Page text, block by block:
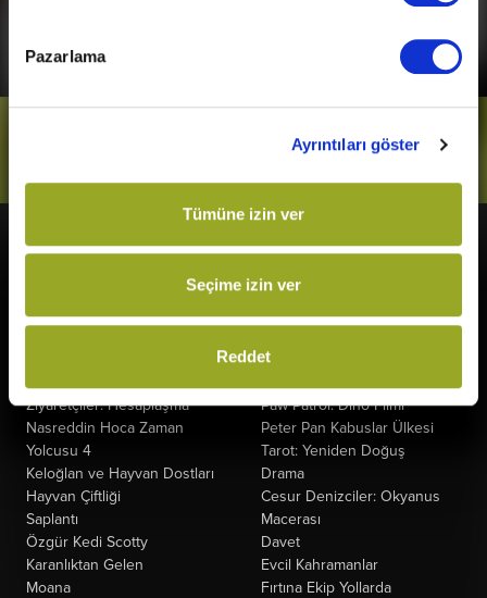
Pazarlama
Ayrıntıları göster
Tümüne izin ver
Seçime izin ver
Reddet
Örümcek-Adam: Yepyeni Bir
Gün
Ziyaretçiler: Hesaplaşma
Nasreddin Hoca Zaman
Yolcusu 4
Keloğlan ve Hayvan Dostları
Hayvan Çiftliği
Saplantı
Özgür Kedi Scotty
Karanlıktan Gelen
Moana
Kurtuluş Projesi
Derin Dehşet
Kuyumcu
Paw Patrol: Dino Filmi
Peter Pan Kabuslar Ülkesi
Tarot: Yeniden Doğuş
Drama
Cesur Denizciler: Okyanus
Macerası
Davet
Evcil Kahramanlar
Fırtına Ekip Yollarda